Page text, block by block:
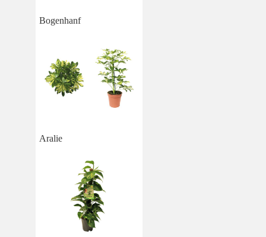
Bogenhanf
Aralie